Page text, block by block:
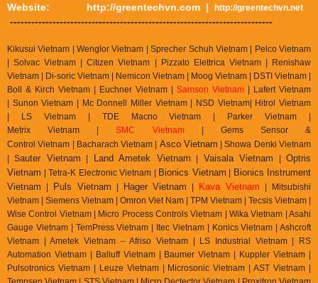
Website: http://greentechvn.com | http://greentechvn.net
--------------------------------------------------------------------------
Kikusui Vietnam | Wenglor Vietnam | Sprecher Schuh Vietnam |
Pelco Vietnam
| Solvac Vietnam | Citizen Vietnam |
Pizzato Elettrica Vietnam| Renishaw
Vietnam | Di-soric Vietnam |
Nemicon Vietnam | Moog Vietnam | DSTI Vietnam |
Boll & Kirch Vietnam | Euchner Vietnam | Samson Vietnam | Lafert Vietnam
| Sunon Vietnam | Mc Donnell Miller Vietnam | NSD Vietnam| Hitrol Vietnam
| LS Vietnam | TDE Macno Vietnam | Parker Vietnam |
MetrixVietnam |SMC Vietnam| Gems Sensor &
ControlVietnam Bacharach Vietnam | Asco Vietnam |Showa Denki Vietnam
| Sauter Vietnam Land Ametek Vietnam Vaisala Vietnam |Optris
Vietnam | Tetra-K Electronic Vietnam | Bionics Vietnam
Bionics Instrument
Vietnam
Puls Vietnam Hager Vietnam Kava Vietnam | Mitsubishi
Vietnam | Siemens Vietnam | Omron Viet Nam | TPM Vietnam | Tecsis Vietnam |
Wise Control Vietnam | Micro Process Controls Vietnam | Wika Vietnam | Asahi
Gauge Vietnam | TemPress Vietnam | Itec Vietnam | Konics Vietnam | Ashcroft
Vietnam | Ametek Vietnam – Afriso Vietnam | LS Industrial Vietnam | RS
Automation Vietnam | Balluff Vietnam | Baumer Vietnam | Kuppler Vietnam |
Pulsotronics Vietnam | Leuze Vietnam | Microsonic Vietnam | AST Vietnam |